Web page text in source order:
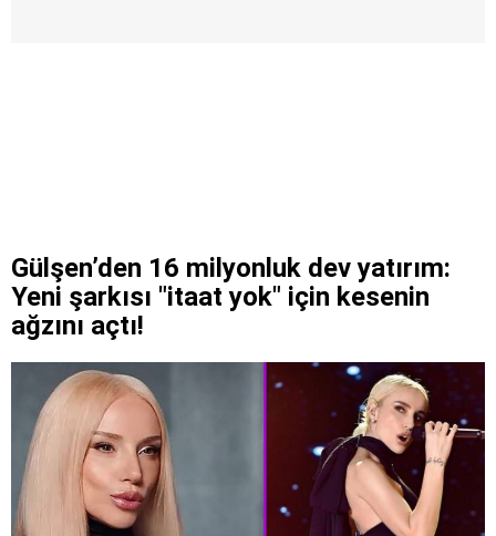
Gülşen’den 16 milyonluk dev yatırım:
Yeni şarkısı "itaat yok" için kesenin
ağzını açtı!